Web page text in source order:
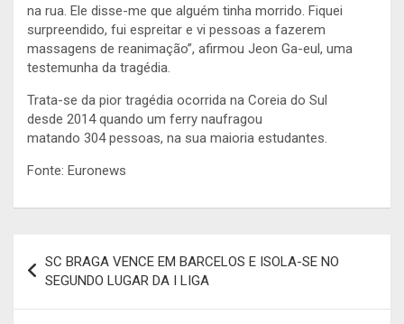
na rua. Ele disse-me que alguém tinha morrido. Fiquei
surpreendido, fui espreitar e vi pessoas a fazerem
massagens de reanimação”, afirmou Jeon Ga-eul, uma
testemunha da tragédia.
Trata-se da pior tragédia ocorrida na Coreia do Sul
desde 2014 quando um ferry naufragou
matando 304 pessoas, na sua maioria estudantes.
Fonte: Euronews
de
artigos
SC BRAGA VENCE EM BARCELOS E ISOLA-SE NO
SEGUNDO LUGAR DA I LIGA